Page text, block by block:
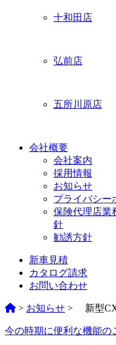
十和田店
弘前店
五所川原店
会社概要
会社案内
採用情報
お知らせ
プライバシー
保険代理店業
針
勧誘方針
新車見積
カタログ請求
お問い合わせ
> お知らせ > 新型
ペ
今の時期に便利な機能の